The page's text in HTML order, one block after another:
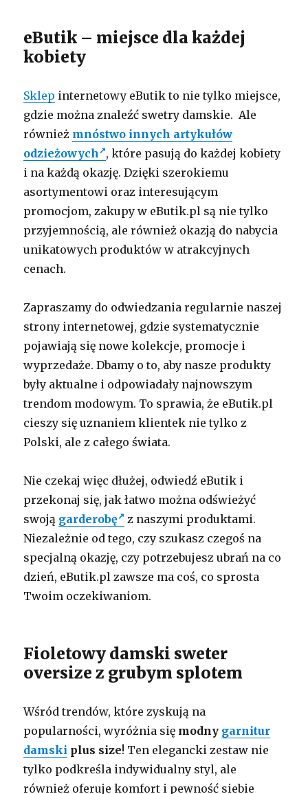
eButik – miejsce dla każdej
kobiety
Sklep internetowy eButik to nie tylko miejsce,
gdzie można znaleźć swetry damskie. Ale
również mnóstwo innych artykułów
odzieżowych
, które pasują do każdej kobiety
i na każdą okazję. Dzięki szerokiemu
asortymentowi oraz interesującym
promocjom, zakupy w eButik.pl są nie tylko
przyjemnością, ale również okazją do nabycia
unikatowych produktów w atrakcyjnych
cenach.
Zapraszamy do odwiedzania regularnie naszej
strony internetowej, gdzie systematycznie
pojawiają się nowe kolekcje, promocje i
wyprzedaże. Dbamy o to, aby nasze produkty
były aktualne i odpowiadały najnowszym
trendom modowym. To sprawia, że eButik.pl
cieszy się uznaniem klientek nie tylko z
Polski, ale z całego świata.
Nie czekaj więc dłużej, odwiedź eButik i
przekonaj się, jak łatwo można odświeżyć
swoją garderobę
z naszymi produktami.
Niezależnie od tego, czy szukasz czegoś na
specjalną okazję, czy potrzebujesz ubrań na co
dzień, eButik.pl zawsze ma coś, co sprosta
Twoim oczekiwaniom.
Fioletowy damski sweter
oversize z grubym splotem
Wśród trendów, które zyskują na
popularności, wyróżnia się modny garnitur
damski plus size! Ten elegancki zestaw nie
tylko podkreśla indywidualny styl, ale
również oferuje komfort i pewność siebie